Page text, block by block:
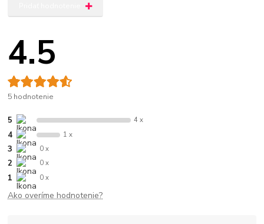
4.5
5 hodnotenie
5 4 x
4 1 x
3 0 x
2 0 x
1 0 x
Ako overíme hodnotenie?